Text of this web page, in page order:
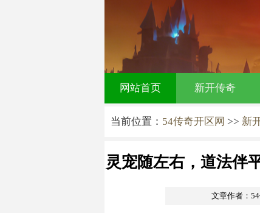
网站首页 新开传奇
当前位置： 54传奇开区网 >> 新
灵宠随左右，道法
文章作者：